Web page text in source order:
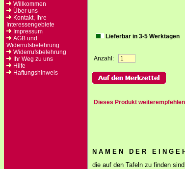
Willkommen
Über uns
Kontakt, Ihre
Interessengebiete
Impressum
AGB und
Widerrufsbelehrung
Widerrufsbelehrung
Ihr Weg zu uns
Hilfe
Haftungshinweis
Lieferbar in 3-5 Werktagen
Anzahl:
Dieses Produkt weiterempfehlen
N A M E N D E R E I N G E
die auf den Tafeln zu finden